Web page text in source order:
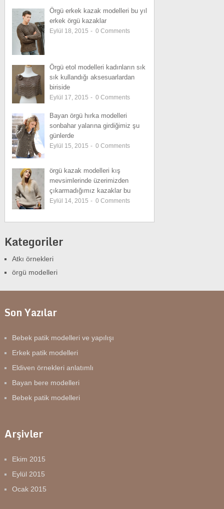
Örgü erkek kazak modelleri bu yıl
erkek örgü kazaklar
Eylül 18, 2015 - 0 Comments
Örgü etol modelleri kadınların sık
sık kullandığı aksesuarlardan
biriside
Eylül 17, 2015 - 0 Comments
Bayan örgü hırka modelleri
sonbahar yalarına girdiğimiz şu
günlerde
Eylül 15, 2015 - 0 Comments
örgü kazak modelleri kış
mevsimlerinde üzerimizden
çıkarmadığımız kazaklar bu
Eylül 14, 2015 - 0 Comments
Kategoriler
Atkı örnekleri
örgü modelleri
Son Yazılar
Bebek patik modelleri ve yapılışı
Erkek patik modelleri
Eldiven örnekleri anlatımlı
Bayan bere modelleri
Bebek patik modelleri
Arşivler
Ekim 2015
Eylül 2015
Ocak 2015